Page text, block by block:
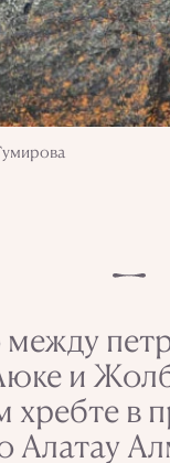
и
в
Алатау